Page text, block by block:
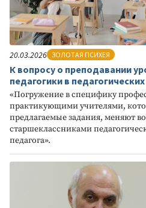
20.03.2026 ЗОЛОТАЯ ПСИХЕЯ
К вопросу о преподавании
педагогики в
«Погружение в специфику
практикующими учителями,
предлагаемые задания, меняют
старшеклассниками
педагога».